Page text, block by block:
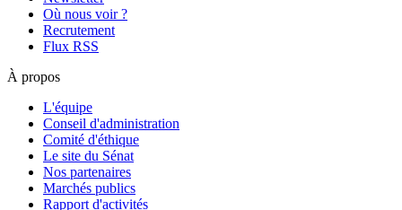
Où nous voir ?
Recrutement
Flux RSS
À propos
L'équipe
Conseil d'administration
Comité d'éthique
Le site du Sénat
Nos partenaires
Marchés publics
Rapport d'activités